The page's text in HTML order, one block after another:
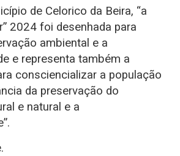
de Celorico da Beira, “a
2024 foi desenhada para
ambiental e a
e representa também a
consciencializar a população
da preservação do
e natural e a